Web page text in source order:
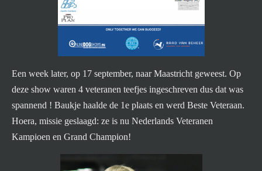
Een week later, op 17 september, naar Maastricht geweest. Op
deze show waren 4 veteranen teefjes ingeschreven dus dat was
spannend ! Baukje haalde de 1e plaats en werd Beste Veteraan.
Hoera, missie geslaagd: ze is nu Nederlands Veteranen
Kampioen en Grand Champion!